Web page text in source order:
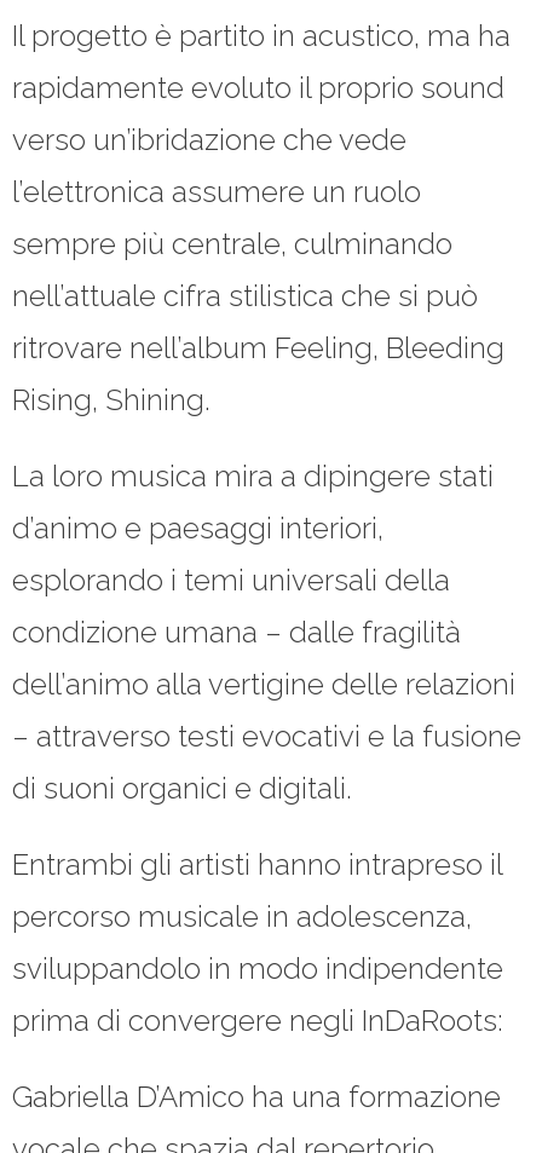
Il progetto è partito in acustico, ma ha
rapidamente evoluto il proprio sound
verso un’ibridazione che vede
l’elettronica assumere un ruolo
sempre più centrale, culminando
nell’attuale cifra stilistica che si può
ritrovare nell’album Feeling, Bleeding
Rising, Shining.
La loro musica mira a dipingere stati
d’animo e paesaggi interiori,
esplorando i temi universali della
condizione umana – dalle fragilità
dell’animo alla vertigine delle relazioni
– attraverso testi evocativi e la fusione
di suoni organici e digitali.
Entrambi gli artisti hanno intrapreso il
percorso musicale in adolescenza,
sviluppandolo in modo indipendente
prima di convergere negli InDaRoots:
Gabriella D’Amico ha una formazione